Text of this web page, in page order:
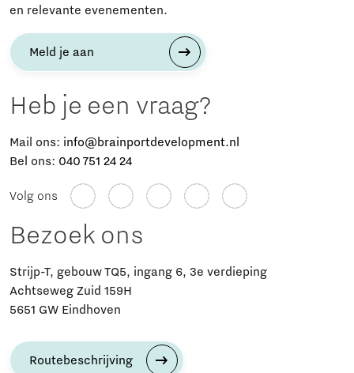
en relevante evenementen.
Meld je aan
Heb je een vraag?
Mail ons: info@brainportdevelopment.nl
Bel ons: 040 751 24 24
Volg ons
Bezoek ons
Strijp-T, gebouw TQ5, ingang 6, 3e verdieping
Achtseweg Zuid 159H
5651 GW Eindhoven
Routebeschrijving